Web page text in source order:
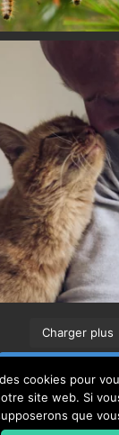
Charger plus
cookies pour
site web. Si
que